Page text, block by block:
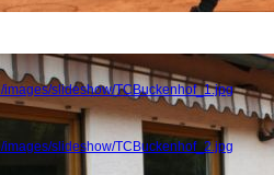
images/slideshow/TCBuckenhof_1.jpg
images/slideshow/TCBuckenhof_2.jpg